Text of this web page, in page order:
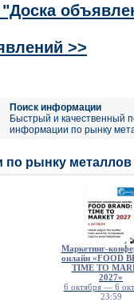
>>
Поиск информации
Быстрый и качественный
информации по рынку
по рынку
Маркетинг-
онлайн «FOOD
TIME TO
2027»
6 октября — 6
23:59